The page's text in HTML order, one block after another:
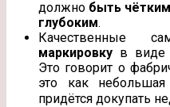
должно быть
глубоким.
Качественные
маркировку в виде
Это говорит о
это как
придётся докупать